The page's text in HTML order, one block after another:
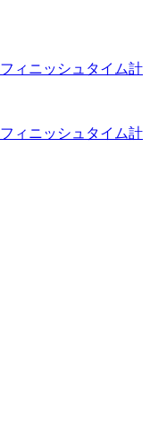
フィニッシュタイム計
フィニッシュタイム計